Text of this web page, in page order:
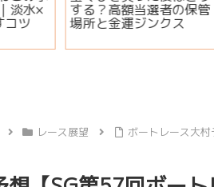
する？高額当選者の保管
所と金運ジンクス
ビール
場選手
レース展望
ボートレース大